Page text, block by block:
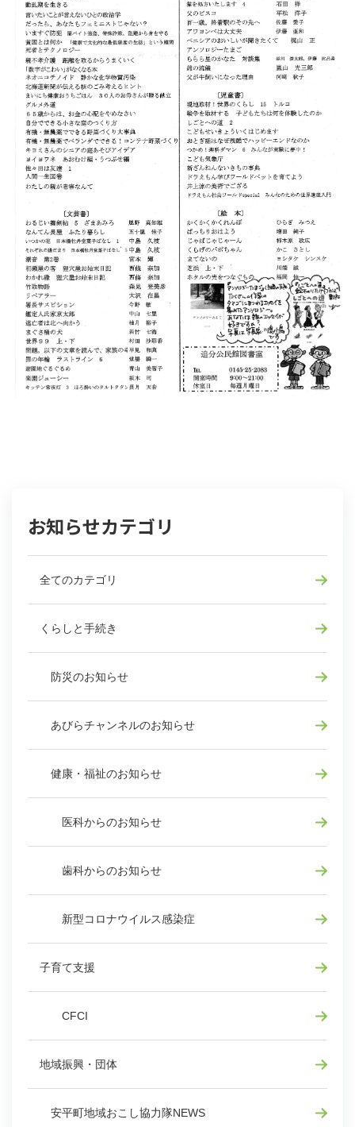
お知らせカテゴリ
全てのカテゴリ
くらしと手続き
防災のお知らせ
あびらチャンネルのお知らせ
健康・福祉のお知らせ
医科からのお知らせ
歯科からのお知らせ
新型コロナウイルス感染症
子育て支援
CFCI
地域振興・団体
安平町地域おこし協力隊NEWS